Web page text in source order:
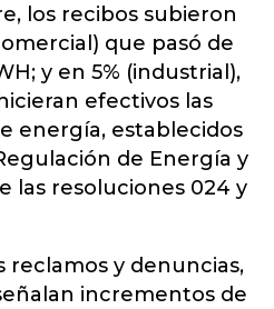
los recibos subieron
que pasó de
y en 5% (industrial),
efectivos las
energía, establecidos
de Energía y
las resoluciones 024 y
reclamos y denuncias,
incrementos de